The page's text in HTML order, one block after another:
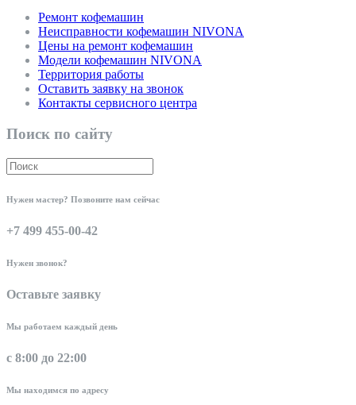
Ремонт кофемашин
Неисправности кофемашин NIVONA
Цены на ремонт кофемашин
Модели кофемашин NIVONA
Территория работы
Оставить заявку на звонок
Контакты сервисного центра
Поиск по сайту
Нужен мастер? Позвоните нам сейчас
+7 499 455-00-42
Нужен звонок?
Оставьте заявку
Мы работаем каждый день
с 8:00 до 22:00
Мы находимся по адресу